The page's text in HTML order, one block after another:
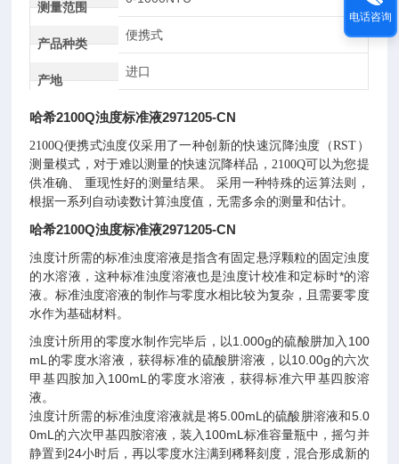
测量范围
产品种类
便携式
产地
进口
哈希2100Q浊度标准液2971205-CN
2100Q便携式浊度仪采用了一种创新的快速沉降浊度（RST）
测量模式，对于难以测量的快速沉降样品，2100Q可以为您提
供准确、 重现性好的测量结果。 采用一种特殊的运算法则，
根据一系列自动读数计算浊度值，无需多余的测量和估计。
哈希2100Q浊度标准液2971205-CN
浊度计所需的标准浊度溶液是指含有固定悬浮颗粒的固定浊度
的水溶液，这种标准浊度溶液也是浊度计校准和定标时*的溶
液。标准浊度溶液的制作与零度水相比较为复杂，且需要零度
水作为基础材料。
浊度计所用的零度水制作完毕后，以1.000g的硫酸肼加入100
mL的零度水溶液，获得标准的硫酸肼溶液，以10.00g的六次
甲基四胺加入100mL的零度水溶液，获得标准六甲基四胺溶
液。
浊度计所需的标准浊度溶液就是将5.00mL的硫酸肼溶液和5.0
0mL的六次甲基四胺溶液，装入100mL标准容量瓶中，摇匀并
静置到24小时后，再以零度水注满到稀释刻度，混合形成新的
电话咨询